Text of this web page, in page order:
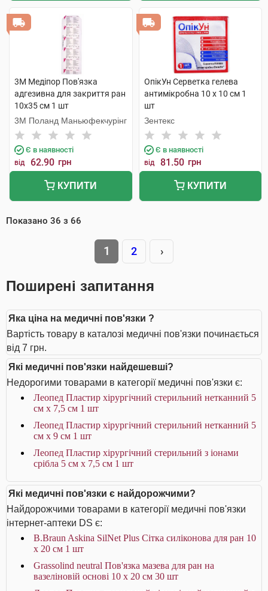
3M Медіпор Пов'язка
адгезивна для закриття ран
10х35 см 1 шт
3M Поланд Маньюфекчурінг
Є в наявності
від 62.90 грн
КУПИТИ
ОпікУн Серветка гелева
антимікробна 10 x 10 см 1
шт
Зентекс
Є в наявності
від 81.50 грн
КУПИТИ
Показано 36 з 66
1 2 ›
Поширені запитання
Яка ціна на медичні пов'язки ?
Вартість товару в каталозі медичні пов'язки починається
від 7 грн.
Які медичні пов'язки найдешевші?
Недорогими товарами в категорії медичні пов'язки є:
Леопед Пластир хірургічний стерильний нетканний 5
см х 7,5 см 1 шт
Леопед Пластир хірургічний стерильний нетканний 5
см х 9 см 1 шт
Леопед Пластир хірургічний стерильний з іонами
срібла 5 см х 7,5 см 1 шт
Які медичні пов'язки є найдорожчими?
Найдорожчими товарами в категорії медичні пов'язки
інтернет-аптеки DS є:
B.Braun Askina SilNet Plus Сітка силіконова для ран 10
x 20 см 1 шт
Grassolind neutral Пов'язка мазева для ран на
вазеліновій основі 10 х 20 см 30 шт